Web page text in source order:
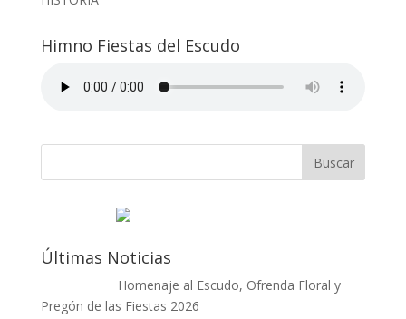
Himno Fiestas del Escudo
Últimas Noticias
Homenaje al Escudo, Ofrenda Floral y
Pregón de las Fiestas 2026